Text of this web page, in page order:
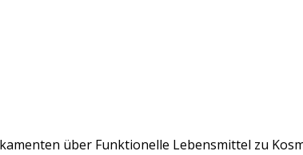
über Funktionelle Lebensmittel zu